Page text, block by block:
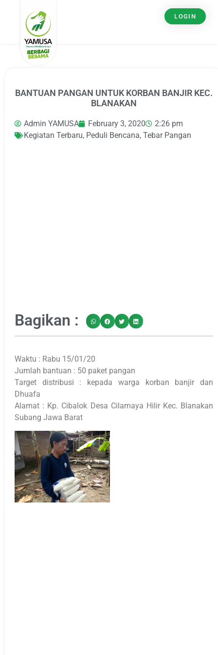
LOGIN
BANTUAN PANGAN UNTUK KORBAN BANJIR KEC.
BLANAKAN
Admin YAMUSA February 3, 2020
2:26 pm
Kegiatan Terbaru, Peduli Bencana, Tebar Pangan
Bagikan :
Waktu : Rabu 15/01/20
Jumlah bantuan : 50 paket pangan
Target distribusi : kepada warga korban banjir dan
Dhuafa
Alamat : Kp. Cibalok Desa Cilamaya Hilir Kec. Blanakan
Subang Jawa Barat